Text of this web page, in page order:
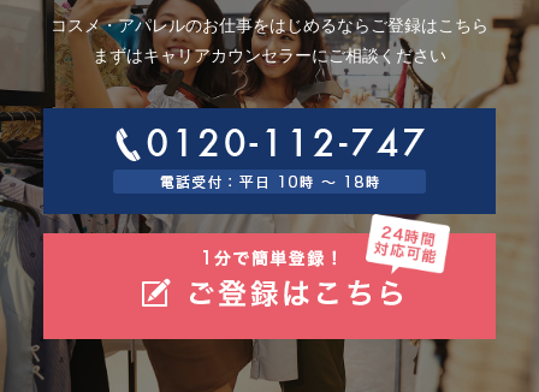
コスメ・アパレルのお仕事をはじめるならご登録はこちら
まずはキャリアカウンセラーにご相談ください